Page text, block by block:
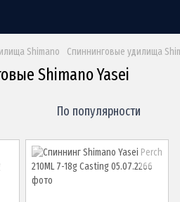
Shimano Спиннинговые удилища
Shimano Yasei
По популярности